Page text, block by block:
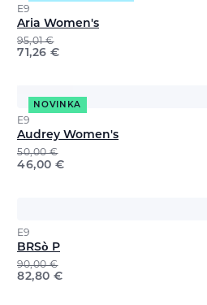
E9
Aria Women's
95,01€
71,26 €
NOVINKA
E9
Audrey Women's
50,00€
46,00 €
E9
BRSò P
90,00€
82,80 €